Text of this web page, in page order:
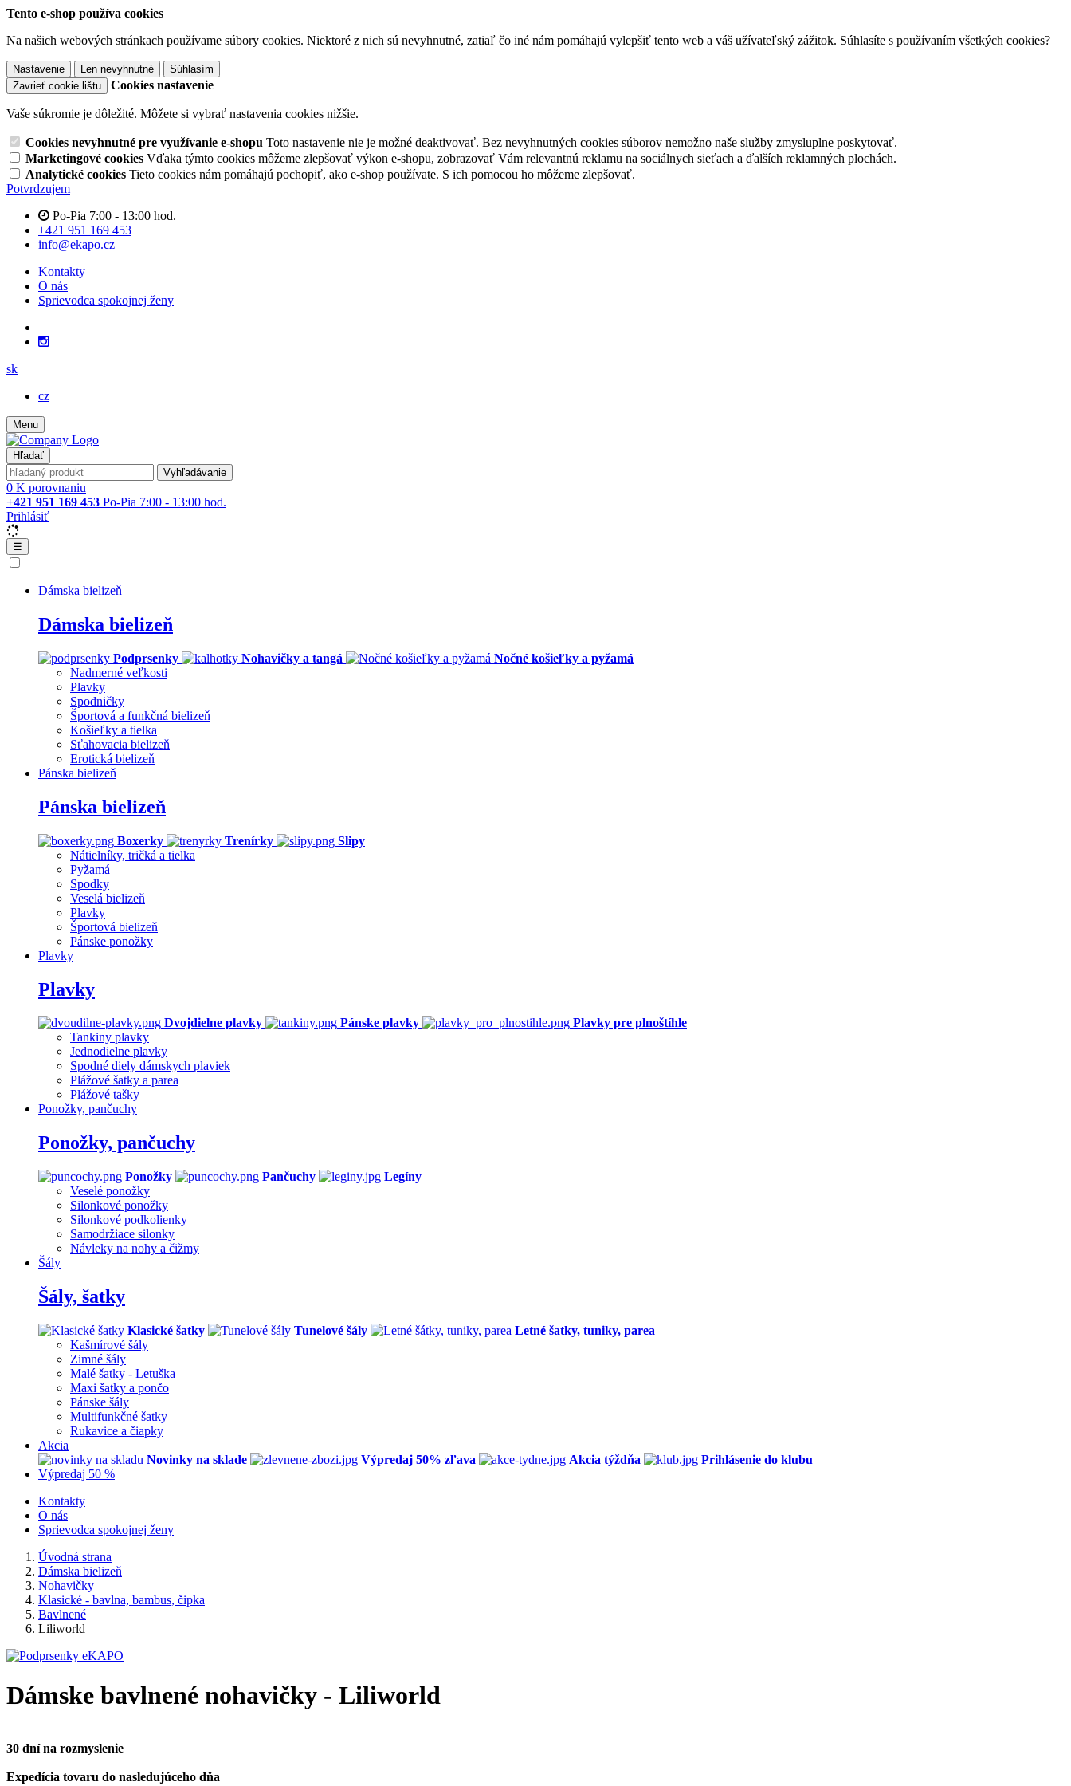
Tento e-shop používa cookies
Na našich webových stránkach používame súbory cookies. Niektoré z nich sú nevyhnutné, zatiaľ čo iné nám pomáhajú vylepšiť tento web a váš užívateľský zážitok. Súhlasíte s používaním všetkých cookies?
Nastavenie Len nevyhnutné
Súhlasím
Zavrieť cookie lištu
Cookies nastavenie
Vaše súkromie je dôležité. Môžete si vybrať nastavenia cookies nižšie.
Cookies nevyhnutné pre využívanie e-shopu Toto nastavenie nie je možné deaktivovať. Bez nevyhnutných cookies súborov nemožno naše služby zmysluplne poskytovať.
Marketingové cookies Vďaka týmto cookies môžeme zlepšovať výkon e-shopu, zobrazovať Vám relevantnú reklamu na sociálnych sieťach a ďalších reklamných plochách.
Analytické cookies Tieto cookies nám pomáhajú pochopiť, ako e-shop používate. S ich pomocou ho môžeme zlepšovať.
Potvrdzujem
Po-Pia 7:00 - 13:00 hod.
+421 951 169 453
info@ekapo.cz
Kontakty
O nás
Sprievodca spokojnej ženy
sk
cz
Menu
Hľadať
Vyhľadávanie
0 K porovnaniu
+421 951 169 453 Po-Pia 7:00 - 13:00 hod.
Prihlásiť
☰
Dámska bielizeň
Dámska bielizeň
Podprsenky Nohavičky a tangá
Nočné košieľky a pyžamá
Nadmerné veľkosti
Plavky
Spodničky
Športová a funkčná bielizeň
Košieľky a tielka
Sťahovacia bielizeň
Erotická bielizeň
Pánska bielizeň
Pánska bielizeň
Boxerky Trenírky
Slipy
Nátielníky, tričká a tielka
Pyžamá
Spodky
Veselá bielizeň
Plavky
Športová bielizeň
Pánske ponožky
Plavky
Plavky
Dvojdielne plavky Pánske plavky
Plavky pre plnoštíhle
Tankiny plavky
Jednodielne plavky
Spodné diely dámskych plaviek
Plážové šatky a parea
Plážové tašky
Ponožky, pančuchy
Ponožky, pančuchy
Ponožky Pančuchy
Legíny
Veselé ponožky
Silonkové ponožky
Silonkové podkolienky
Samodržiace silonky
Návleky na nohy a čižmy
Šály
Šály, šatky
Klasické šatky Tunelové šály
Letné šatky, tuniky, parea
Kašmírové šály
Zimné šály
Malé šatky - Letuška
Maxi šatky a pončo
Pánske šály
Multifunkčné šatky
Rukavice a čiapky
Akcia
Novinky na sklade
Výpredaj 50% zľava Akcia týždňa
Prihlásenie do klubu
Výpredaj 50 %
Kontakty
O nás
Sprievodca spokojnej ženy
Úvodná strana
Dámska bielizeň
Nohavičky
Klasické - bavlna, bambus, čipka
Bavlnené
Liliworld
Dámske bavlnené nohavičky - Liliworld
30 dní na rozmyslenie
Expedícia tovaru do nasledujúceho dňa